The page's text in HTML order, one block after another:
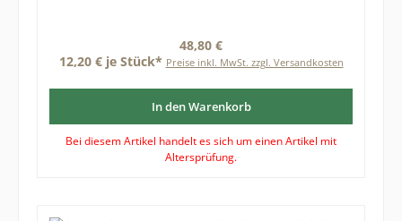
Regulärer Preis:
48,80 €
12,20 € je Stück* Preise inkl. MwSt. zzgl. Versandkosten
In den Warenkorb
Bei diesem Artikel handelt es sich um einen Artikel mit
Altersprüfung.